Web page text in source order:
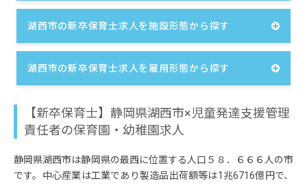
湖西市の新卒保育士求人を施設形態から探す
湖西市の新卒保育士求人を雇用形態から探す
【新卒保育士】静岡県湖西市×児童発達支援管理
責任者の保育園・幼稚園求人
静岡県湖西市は静岡県の最西に位置する人口５８．６６６人の市
です。中心産業は工業であり製造品出荷額等は1兆6716億円で、